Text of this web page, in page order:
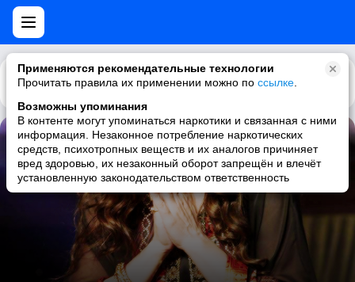
Применяются рекомендательные технологии
Прочитать правила их применении можно по ссылке
Возможны упоминания
В контенте могут упоминаться наркотики и связанная с ними
информация. Незаконное потребление наркотических
средств, психотропных веществ и их аналогов причиняет
вред здоровью, их незаконный оборот запрещён и влечёт
установленную законодательством ответственность
Каталог Рекомендации
Kya Baatoon Dilruba
Alka Yagnik & Udit Narayan